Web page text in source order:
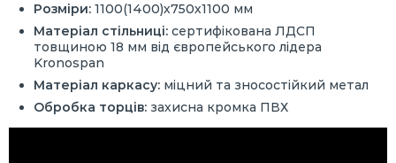
Розміри: 1100(1400)х750х1100 мм
Матеріал стільниці: сертифікована ЛДСП
товщиною 18 мм від європейського лідера
Kronospan
Матеріал каркасу: міцний та зносостійкий метал
Обробка торців: захисна кромка ПВХ